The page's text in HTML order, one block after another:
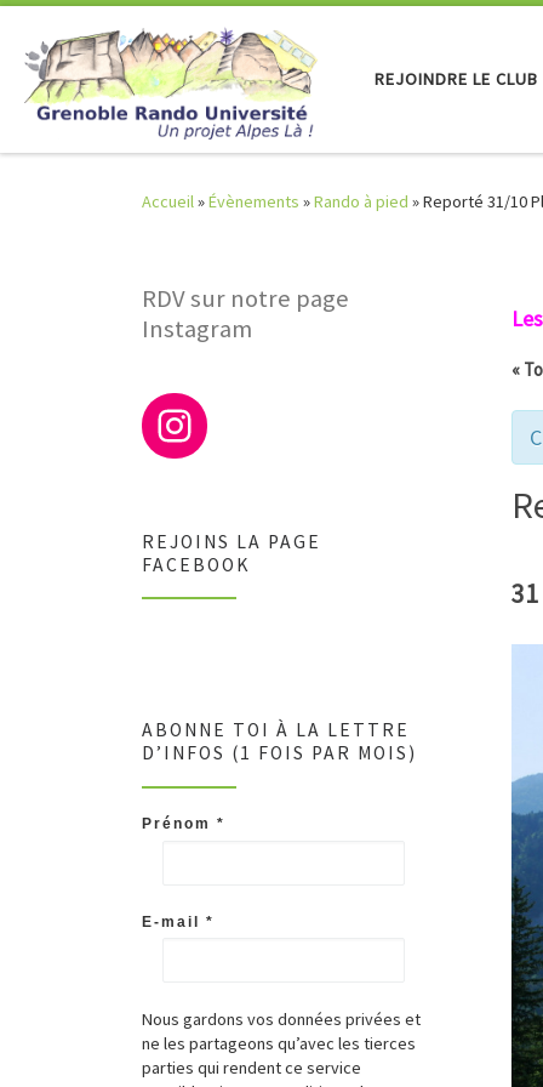
Skip to content
REJOINDRE LE CLUB
Accueil»Évènements »Rando à pied »Reporté 31/10
«
RDV sur notre page
Instagram
REJOINS LA PAGE
FACEBOOK
ABONNE TOI À LA LETTRE
D’INFOS (1 FOIS PAR MOIS)
Prénom *
E-mail *
Nous gardons vos données privées et
ne les partageons qu’avec les tierces
parties qui rendent ce service